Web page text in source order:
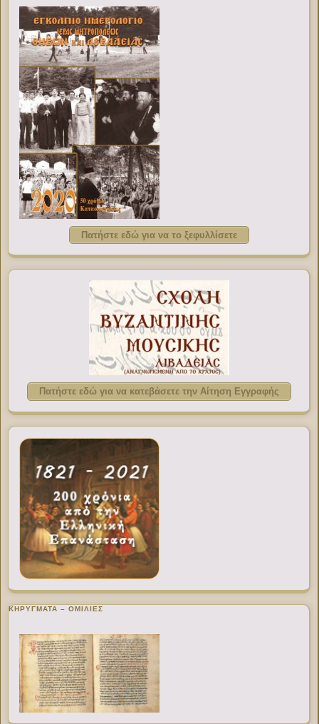
Πατήστε εδώ για να το ξεφυλλίσετε
Πατήστε εδώ για να κατεβάσετε την Αίτηση Εγγραφής
ΚΗΡΥΓΜΑΤΑ – ΟΜΙΛΙΕΣ